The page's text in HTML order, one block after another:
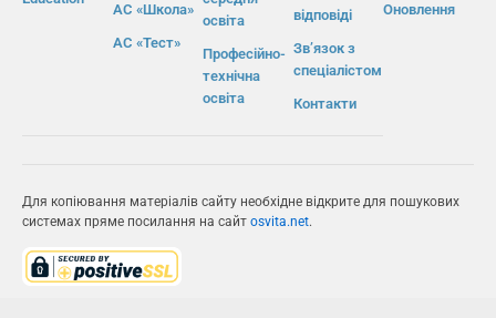
АС «Школа»
АС «Тест»
освіта
Професійно-
технічна
освіта
відповіді
Зв’язок з
спеціалістом
Контакти
Оновлення
Для копіювання матеріалів сайту необхідне відкрите для пошукових
системах пряме посилання на сайт osvita.net.